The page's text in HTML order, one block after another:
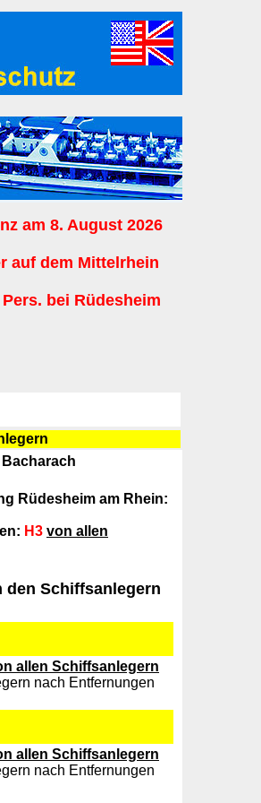
am 8. August 2026
auf dem Mittelrhein
bei Rüdesheim
Rüdesheim am Rhein:
H3 von allen
den Schiffsanlegern
allen Schiffsanlegern
nach Entfernungen
allen Schiffsanlegern
nach Entfernungen